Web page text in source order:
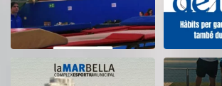
El CEM La Mar Bella romandrà
tancat durant el...
Tanquem
CEM